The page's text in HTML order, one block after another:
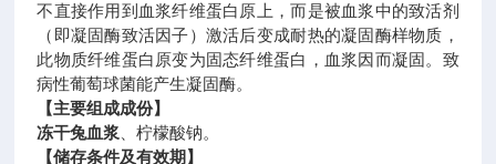
不直接作用到血浆纤维蛋白原上，而是被血浆中的致活剂
（即凝固酶致活因子）激活后变成耐热的凝固酶样物质，
此物质纤维蛋白原变为固态纤维蛋白，血浆因而凝固。致
病性葡萄球菌能产生凝固酶。
【主要组成成份】
冻干兔血浆 、柠檬酸钠。
【储存条件及有效期】